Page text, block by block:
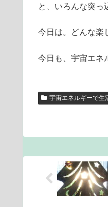
と、いろんな突っ
今日は。どんな楽
今日も、宇宙エネ
宇宙エネルギーで生